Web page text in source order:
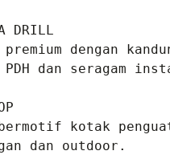
DRILL
dengan
PDH dan seragam
kotak
dan outdoor.